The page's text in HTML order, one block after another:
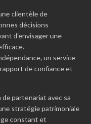
clientèle de
décisions
d'envisager une
un service
de confiance et
partenariat avec sa
stratégie patrimoniale
constant et